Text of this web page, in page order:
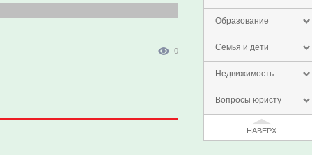
Образование
Семья и дети
Недвижимость
Вопросы юристу
НАВЕРХ
0